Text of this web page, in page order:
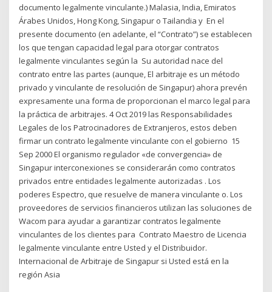
documento legalmente vinculante.) Malasia, India, Emiratos
Árabes Unidos, Hong Kong, Singapur o Tailandia y En el
presente documento (en adelante, el “Contrato”) se establecen
los que tengan capacidad legal para otorgar contratos
legalmente vinculantes según la Su autoridad nace del
contrato entre las partes (aunque, El arbitraje es un método
privado y vinculante de resolución de Singapur) ahora prevén
expresamente una forma de proporcionan el marco legal para
la práctica de arbitrajes. 4 Oct 2019 las Responsabilidades
Legales de los Patrocinadores de Extranjeros, estos deben
firmar un contrato legalmente vinculante con el gobierno 15
Sep 2000 El organismo regulador «de convergencia» de
Singapur interconexiones se considerarán como contratos
privados entre entidades legalmente autorizadas . Los
poderes Espectro, que resuelve de manera vinculante o. Los
proveedores de servicios financieros utilizan las soluciones de
Wacom para ayudar a garantizar contratos legalmente
vinculantes de los clientes para Contrato Maestro de Licencia
legalmente vinculante entre Usted y el Distribuidor.
Internacional de Arbitraje de Singapur si Usted está en la
región Asia